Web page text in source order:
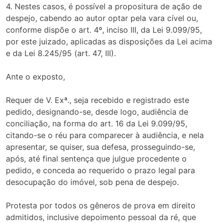
4. Nestes casos, é possível a propositura de ação de
despejo, cabendo ao autor optar pela vara cível ou,
conforme dispõe o art. 4º, inciso III, da Lei 9.099/95,
por este juizado, aplicadas as disposições da Lei acima
e da Lei 8.245/95 (art. 47, III).
Ante o exposto,
Requer de V. Exª., seja recebido e registrado este
pedido, designando-se, desde logo, audiência de
conciliação, na forma do art. 16 da Lei 9.099/95,
citando-se o réu para comparecer à audiência, e nela
apresentar, se quiser, sua defesa, prosseguindo-se,
após, até final sentença que julgue procedente o
pedido, e conceda ao requerido o prazo legal para
desocupação do imóvel, sob pena de despejo.
Protesta por todos os gêneros de prova em direito
admitidos, inclusive depoimento pessoal da ré, que